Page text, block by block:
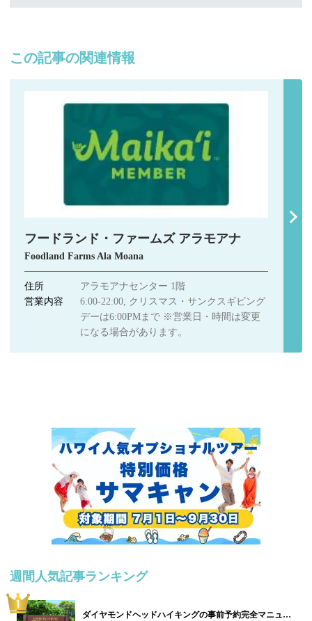
この記事の関連情報
フードランド・ファームズ アラモアナ
Foodland Farms Ala Moana
住所
アラモアナセンター 1階
営業内容
6:00-22:00, クリスマス・サンクスギビング
デーは6:00PMまで ※営業日・時間は変更
になる場合があります。
週間人気記事ランキング
ダイヤモンドヘッドハイキングの事前予約完全マニュ…